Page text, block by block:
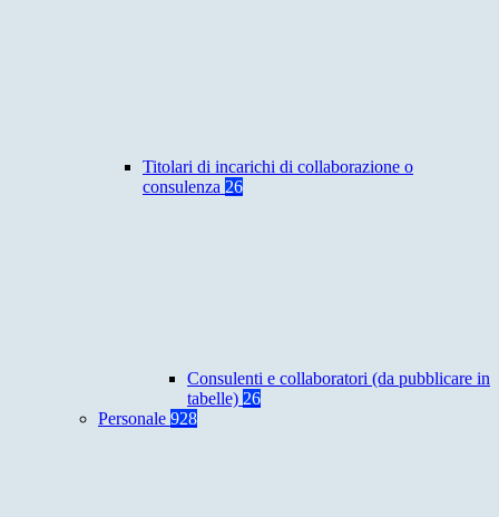
Titolari di incarichi di collaborazione o
consulenza 26
Consulenti e collaboratori (da pubblicare in
tabelle) 26
Personale 928